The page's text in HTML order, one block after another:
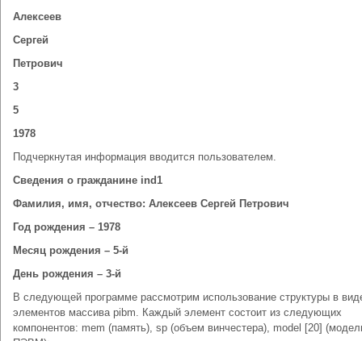
Алексеев
Сергей
Петрович
3
5
1978
Подчеркнутая информация вводится пользователем.
Сведения о гражданине ind1
Фамилия, имя, отчество: Алексеев Сергей Петрович
Год рождения – 1978
Месяц рождения – 5-й
День рождения – 3-й
В следующей программе рассмотрим использование структуры в
элементов массива pibm. Каждый элемент состоит из следующих
компонентов: mem (память), sp (объем винчестера), model [20]